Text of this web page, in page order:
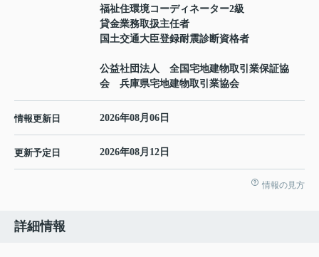
福祉住環境コーディネーター2級
貸金業務取扱主任者
国土交通大臣登録耐震診断資格者
公益社団法人 全国宅地建物取引業保証協
会 兵庫県宅地建物取引業協会
情報更新日 2026年08月06日
更新予定日 2026年08月12日
情報の見方
詳細情報